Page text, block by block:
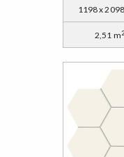
1198 x
2,51 m2